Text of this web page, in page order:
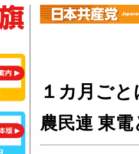
１カ月ご
農民連 東